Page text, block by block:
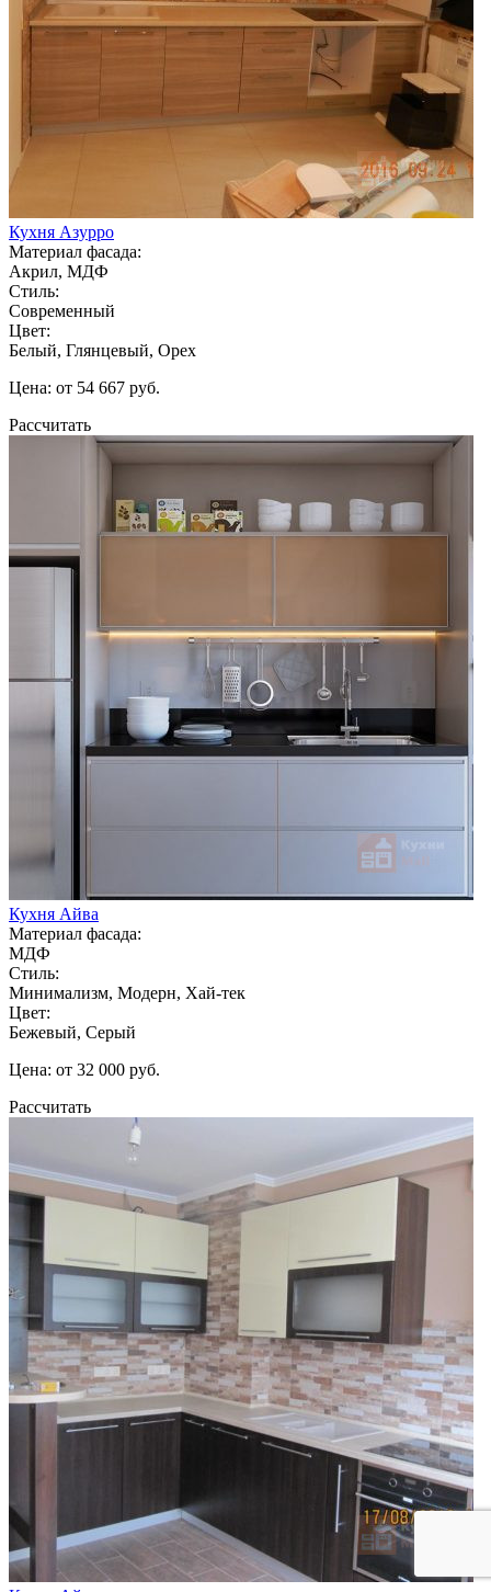
Кухня Азурро
Материал фасада:
Акрил, МДФ
Стиль:
Современный
Цвет:
Белый, Глянцевый, Орех
Цена: от 54 667 руб.
Рассчитать
Кухня Айва
Материал фасада:
МДФ
Стиль:
Минимализм, Модерн, Хай-тек
Цвет:
Бежевый, Серый
Цена: от 32 000 руб.
Рассчитать